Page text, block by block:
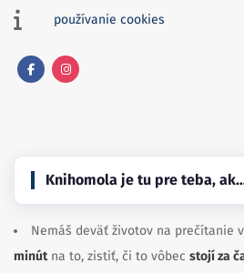
používanie cookies
Knihomola je tu pre teba,
Nemáš deväť životov na prečítanie
minútna to, zistiť, či to vôbec stojí za